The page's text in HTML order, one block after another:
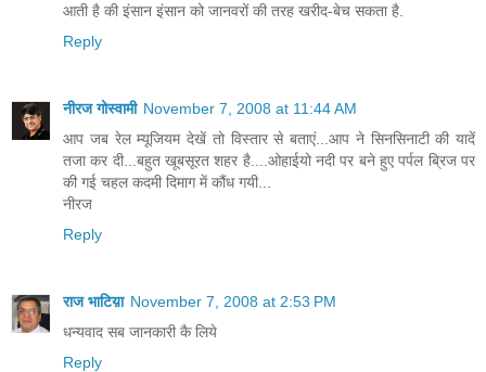
आती है की इंसान इंसान को जानवरों की तरह खरीद-बेच सकता है.
Reply
नीरज गोस्वामी November 7, 2008 at 11:44 AM
आप जब रेल म्यूजियम देखें तो विस्तार से बताएं...आप ने सिनसिनाटी की यादें
तजा कर दी...बहुत खूबसूरत शहर है....ओहाईयो नदी पर बने हुए पर्पल ब्रिज पर
की गई चहल कदमी दिमाग में कौंध गयी...
नीरज
Reply
राज भाटिय़ा November 7, 2008 at 2:53 PM
धन्यवाद सब जानकारी कै लिये
Reply